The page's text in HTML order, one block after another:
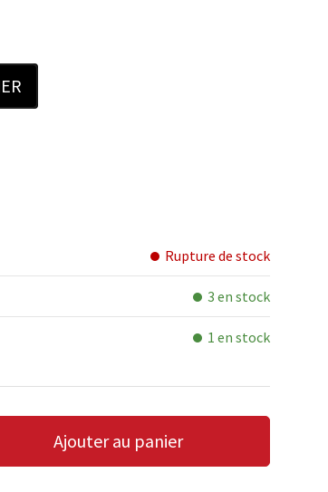
Rupture de stock
3 en stock
1 en stock
LA QUANTITÉ
Ajouter au panier